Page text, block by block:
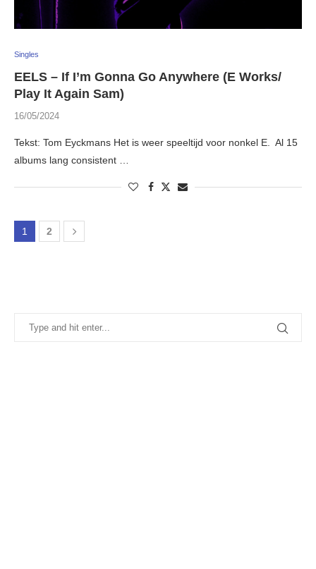
Singles
EELS – If I’m Gonna Go Anywhere (E Works/
Play It Again Sam)
16/05/2024
Tekst: Tom Eyckmans Het is weer speeltijd voor nonkel E. Al 15
albums lang consistent …
1 2